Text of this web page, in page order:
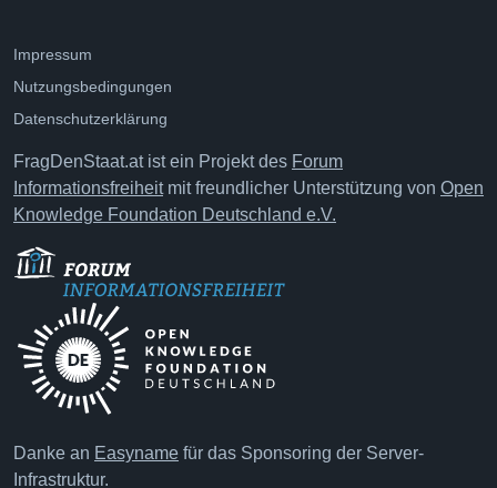
Impressum
Nutzungsbedingungen
Datenschutzerklärung
FragDenStaat.at ist ein Projekt des Forum
Informationsfreiheitmit freundlicher Unterstützung von Open
Knowledge Foundation Deutschland e.V.
Danke an Easyname für das Sponsoring der Server-
Infrastruktur.